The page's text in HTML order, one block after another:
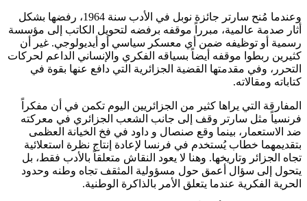
وعندما مُنح سارتر جائزة نوبل في الأدب سنة 1964، رفضها بشكل
أثار صدمة عالمية، مبرراً موقفه برفضه لتحويل الكاتب إلى مؤسسة
رسمية أو توظيفه ضمن أي معسكر سياسي أو أيديولوجي. غير أن
كثيرين ربطوا موقفه أيضاً بسياقه الفكري والإنساني الداعم لحركات
التحرر، وفي مقدمتها القضية الجزائرية التي دافع عنها بقوة في
كتاباته ومقالاته.
المفارقة التي يراها كثير من الجزائريين اليوم تكمن في أن مفكراً
فرنسياً مثل سارتر وقف إلى جانب الشعب الجزائري في معركته
ضد الاستعمار، بينما وقع صنصال و داود في فخ الخيانة العظمى
بتقديمهما خطاب يُستخدم في فرنسا لإعادة إنتاج نظرة استعلائية
تجاه الجزائر وتاريخها. وهنا لا يعود النقاش متعلقاً بالأدب فقط، بل
يتحول إلى سؤال أعمق حول مسؤولية المثقف تجاه وطنه وحدود
الحرية الفكرية عندما يتعلق الأمر بالذاكرة الوطنية.